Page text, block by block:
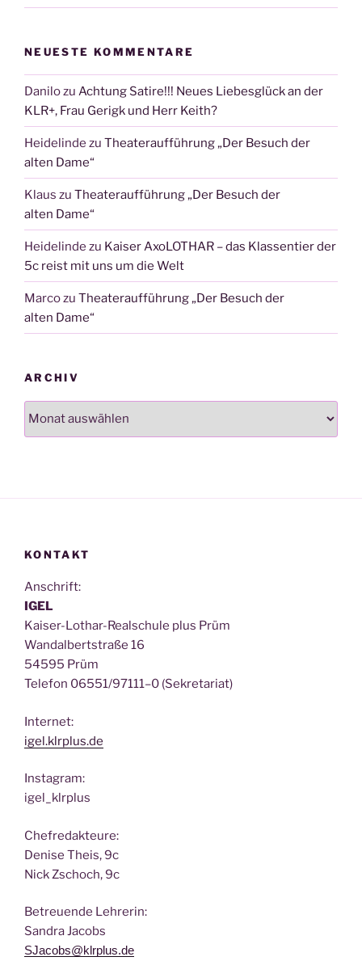
NEUESTE KOMMENTARE
Danilozu Achtung Satire!!! Neues Liebesglück an der
KLR+, Frau Gerigk und Herr Keith?
Heidelinde zu Theateraufführung „Der Besuch der
alten Dame“
Klaus zu Theateraufführung „Der Besuch der
alten Dame“
Heidelinde zu Kaiser AxoLOTHAR – das Klassentier der
5c reist mit uns um die Welt
Marcozu Theateraufführung „Der Besuch der
alten Dame“
ARCHIV
Archiv
KONTAKT
Anschrift:
IGEL
Kai­ser-Lothar-Real­schu­le plus Prüm
Wan­dal­bert­stra­ße 16
54595 Prüm
Tele­fon 06551/97111–0 (Sekre­ta­ri­at)
Inter­net:
igel.klrplus.de
Insta­gram:
igel_klrplus
Chef­re­dak­teu­re:
Deni­se Theis, 9c
Nick Zscho­ch, 9c
Betreu­en­de Lehrerin:
San­dra Jacobs
SJacobs@klrplus.de